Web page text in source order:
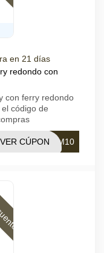
en 21 días
redondo con
con ferry redondo
código de
ZM10
VER CÚPON